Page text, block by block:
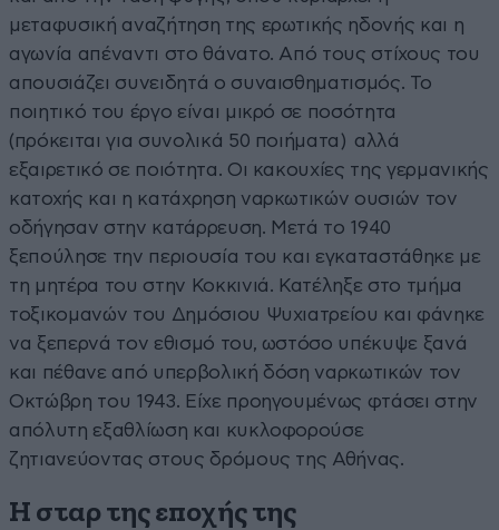
μεταφυσική αναζήτηση της ερωτικής ηδονής και η
αγωνία απέναντι στο θάνατο. Από τους στίχους του
απουσιάζει συνειδητά ο συναισθηματισμός. Το
ποιητικό του έργο είναι μικρό σε ποσότητα
(πρόκειται για συνολικά 50 ποιήματα) αλλά
εξαιρετικό σε ποιότητα. Οι κακουχίες της γερμανικής
κατοχής και η κατάχρηση ναρκωτικών ουσιών τον
οδήγησαν στην κατάρρευση. Μετά το 1940
ξεπούλησε την περιουσία του και εγκαταστάθηκε με
τη μητέρα του στην Κοκκινιά. Κατέληξε στο τμήμα
τοξικομανών του Δημόσιου Ψυχιατρείου και φάνηκε
να ξεπερνά τον εθισμό του, ωστόσο υπέκυψε ξανά
και πέθανε από υπερβολική δόση ναρκωτικών τον
Οκτώβρη του 1943. Είχε προηγουμένως φτάσει στην
απόλυτη εξαθλίωση και κυκλοφορούσε
ζητιανεύοντας στους δρόμους της Αθήνας.
Η σταρ της εποχής της